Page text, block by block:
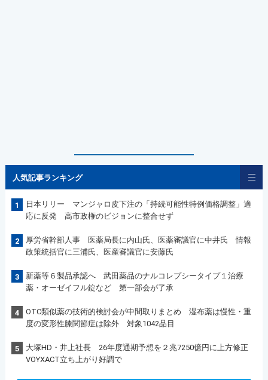
人気記事ランキング
1
日本リリー マンジャロ皮下注の「持続可能性特例価格調整」適
応に反発 高市政権のビジョンに整合せず
2
厚労省幹部人事 医薬局長に内山氏、医薬審議官に中井氏 情報
政策統括官に三浦氏、医産審議官に安藤氏
3
新薬等６製品承認へ 武田薬品のナルコレプシータイプ１治療
薬・オーゼイフル錠など 第一部会が了承
4
OTC類似薬の技術的検討会が中間取りまとめ 湿布薬は慢性・重
度の変形性膝関節症は除外 対象1042品目
5
大塚HD・井上社長 26年度通期予想を２兆7250億円に上方修正
VOYXACT立ち上がり好調で